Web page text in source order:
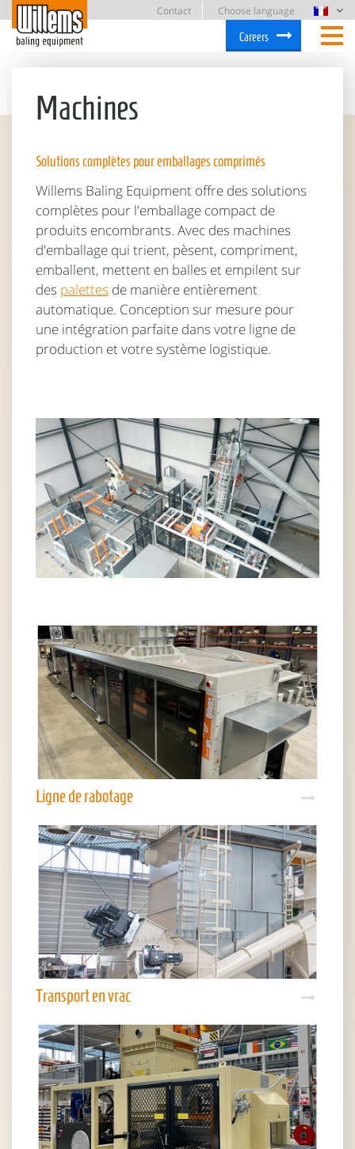
Contact
Choose language
Careers
Machines
Solutions complètes pour emballages comprimés
Willems Baling Equipment offre des solutions
complètes pour l'emballage compact de
produits encombrants. Avec des machines
d'emballage qui trient, pèsent, compriment,
emballent, mettent en balles et empilent sur
des palettes de manière entièrement
automatique. Conception sur mesure pour
une intégration parfaite dans votre ligne de
production et votre système logistique.
Ligne de rabotage
Transport en vrac